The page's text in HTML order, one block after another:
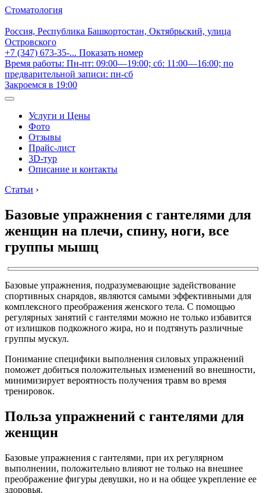
Стоматология
Россия, Республика Башкортостан, Октябрьский, улица
Островского
+7 (347) 673-35-... Показать номер
Время работы: Пн-пт: 09:00—19:00; сб: 11:00—16:00; по
предварительной записи: пн-сб
Закроемся в 19:00
Услуги и Цены
Фото
Отзывы
Прайс-лист
3D-тур
Описание и контакты
Статьи ›
Базовые упражнения с гантелями для
женщин на плечи, спину, ноги, все
группы мышц
Базовые упражнения, подразумевающие задействование
спортивных снарядов, являются самыми эффективными для
комплексного преображения женского тела. С помощью
регулярных занятий с гантелями можно не только избавится
от излишков подкожного жира, но и подтянуть различные
группы мускул.
Понимание специфики выполнения силовых упражнений
поможет добиться положительных изменений во внешности,
минимизирует вероятность получения травм во время
тренировок.
Польза упражнений с гантелями для
женщин
Базовые упражнения с гантелями, при их регулярном
выполнении, положительно влияют не только на внешнее
преображение фигуры девушки, но и на общее укрепление ее
здоровья.